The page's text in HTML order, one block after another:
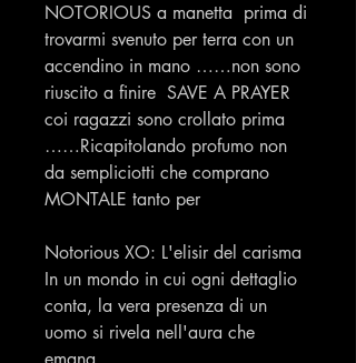
NOTORIOUS a manetta prima di
trovarmi svenuto per terra con un
accendino in mano ……non sono
riuscito a finire SAVE A PRAYER
coi ragazzi sono crollato prima
……Ricapitolando profumo non
da sempliciotti che comprano
MONTALE tanto per
Notorious XO: L'elisir del carisma
In un mondo in cui ogni dettaglio
conta, la vera presenza di un
uomo si rivela nell'aura che